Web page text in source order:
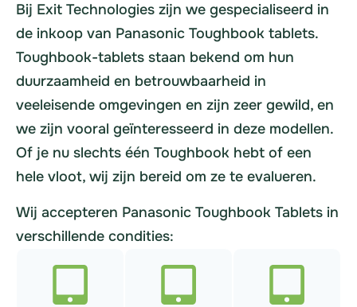
Bij Exit Technologies zijn we gespecialiseerd in
de inkoop van Panasonic Toughbook tablets.
Toughbook-tablets staan bekend om hun
duurzaamheid en betrouwbaarheid in
veeleisende omgevingen en zijn zeer gewild, en
we zijn vooral geïnteresseerd in deze modellen.
Of je nu slechts één Toughbook hebt of een
hele vloot, wij zijn bereid om ze te evalueren.
Wij accepteren Panasonic Toughbook Tablets in
verschillende condities: